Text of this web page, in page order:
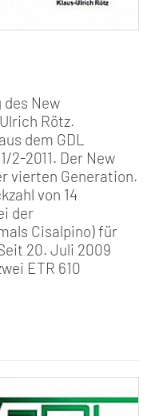
New
Rötz.
dem GDL
2-2011. Der New
vierten Generation.
von 14
der
Cisalpino) für
20. Juli 2009
ETR 610